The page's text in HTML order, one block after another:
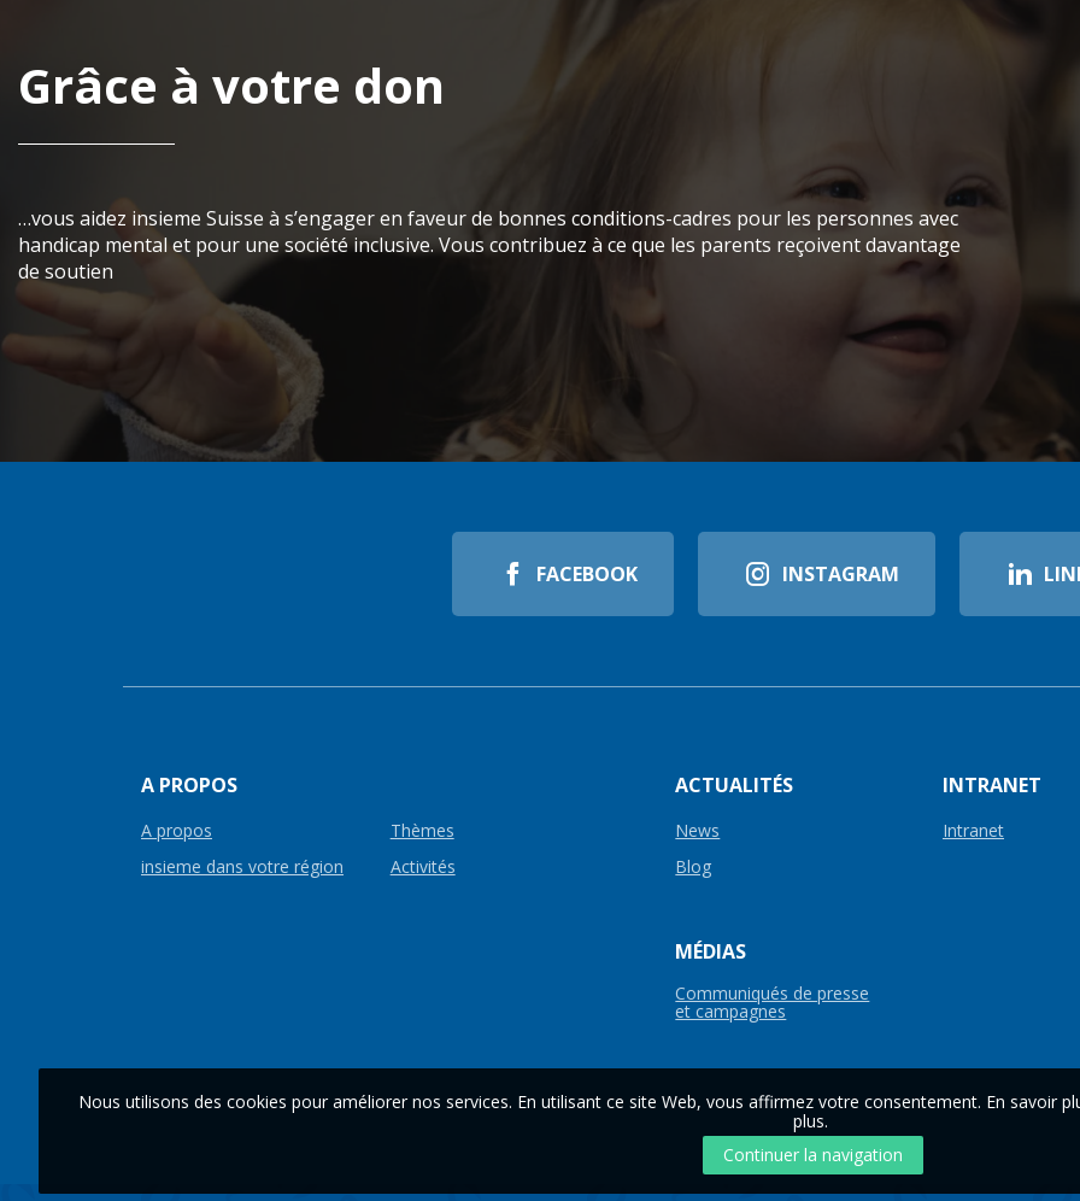
Grâce à votre don
…vous aidez insieme Suisse à s’engager en faveur de bonnes conditions-cadres pour les personnes avec
handicap mental et pour une société inclusive. Vous contribuez à ce que les parents reçoivent davantage
de soutien
FACEBOOK INSTAGRAM
A PROPOS
A propos
Thèmes
insieme dans votre région
Activités
ACTUALITÉS
News
Blog
MÉDIAS
Communiqués de presse
et campagnes
INTRANET
Intranet
Nous utilisons des cookies pour améliorer nos services. En utilisant ce site Web, vous affirmez votre consentement. En savoir
plus.
Continuer la navigation